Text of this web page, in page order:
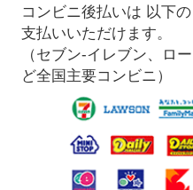
コンビニ後払いは 以下
支払いいただけます。
（セブン-イレブン、ロ
ど全国主要コンビニ）